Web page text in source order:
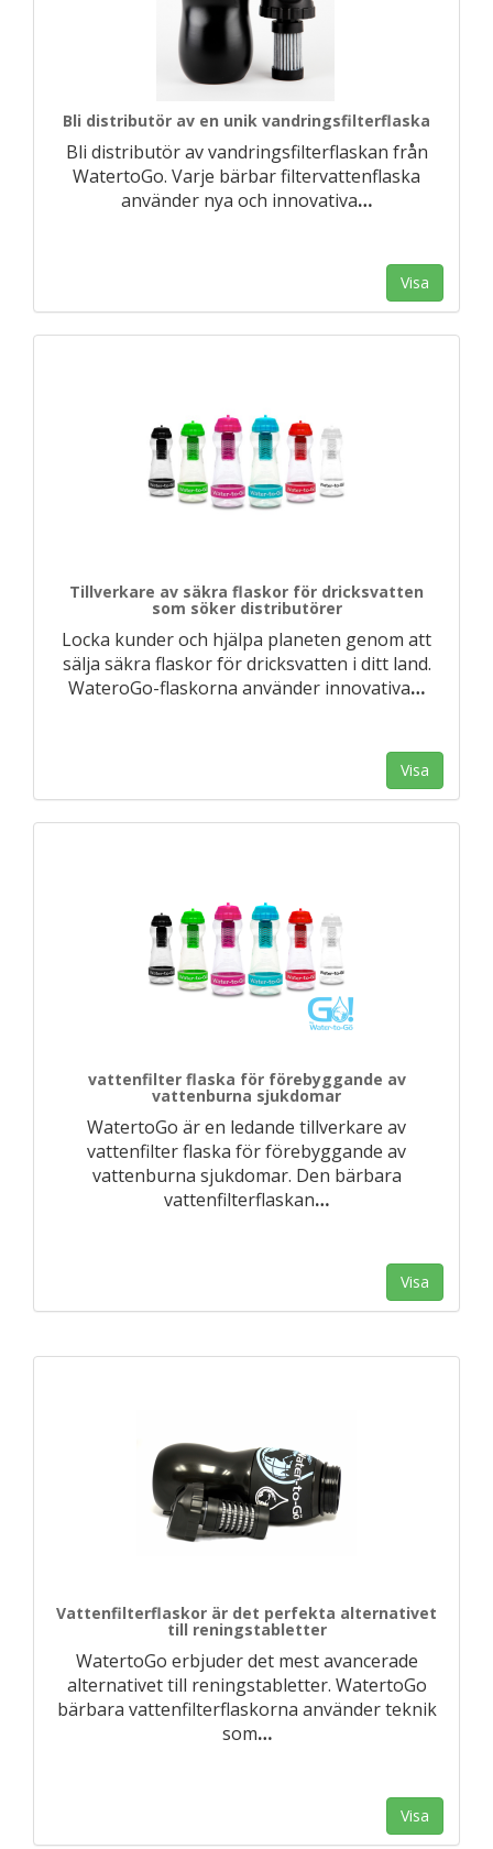
Bli distributör av en unik vandringsfilterflaska
Bli distributör av vandringsfilterflaskan från
WatertoGo. Varje bärbar filtervattenflaska
använder nya och innovativa…
Visa
Tillverkare av säkra flaskor för dricksvatten
som söker distributörer
Locka kunder och hjälpa planeten genom att
sälja säkra flaskor för dricksvatten i ditt land.
WateroGo-flaskorna använder innovativa…
Visa
vattenfilter flaska för förebyggande av
vattenburna sjukdomar
WatertoGo är en ledande tillverkare av
vattenfilter flaska för förebyggande av
vattenburna sjukdomar. Den bärbara
vattenfilterflaskan…
Visa
Vattenfilterflaskor är det perfekta alternativet
till reningstabletter
WatertoGo erbjuder det mest avancerade
alternativet till reningstabletter. WatertoGo
bärbara vattenfilterflaskorna använder teknik
som…
Visa